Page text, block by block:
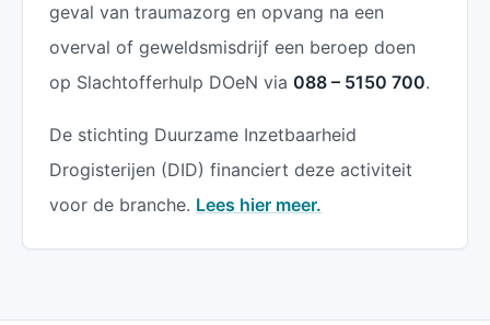
geval van traumazorg en opvang na een
overval of geweldsmisdrijf een beroep doen
op Slachtofferhulp DOeN via 088 – 5150 700.
De stichting Duurzame Inzetbaarheid
Drogisterijen (DID) financiert deze activiteit
voor de branche. Lees hier meer.